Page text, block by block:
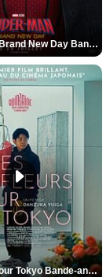
Spider-Man: Brand New Day Bande-annonce VO STFR
Des Fleurs pour Tokyo Bande-annonce VO STFR